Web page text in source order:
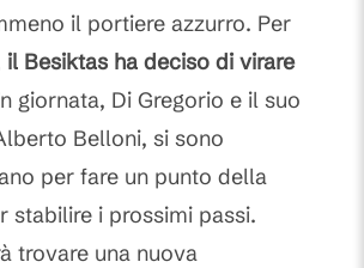
il portiere azzurro. Per
il Besiktas ha deciso di virare
giornata, Di Gregorio e il suo
Belloni, si sono
per fare un punto della
stabilire i prossimi passi.
trovare una nuova